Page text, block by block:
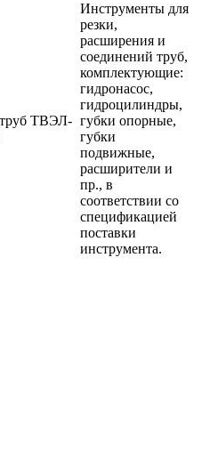
Инструменты для
резки,
расширения и
соединений труб,
комплектующие:
гидронасос,
гидроцилиндры,
губки опорные,
губки
подвижные,
расширители и
пр., в
соответствии со
спецификацией
поставки
инструмента.